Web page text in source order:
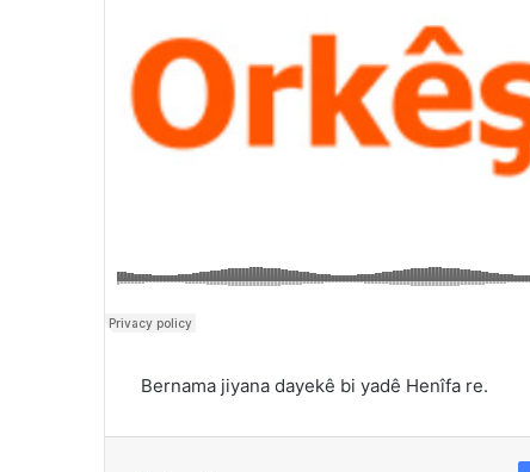
Bernama jiyana dayekê bi yadê Henîfa re.